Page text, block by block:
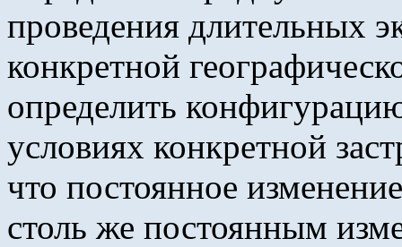
проведения длительных
конкретной
определить
условиях конкретной
что постоянное
столь же постоянным